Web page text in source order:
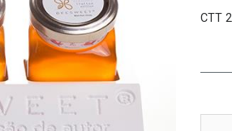
CTT